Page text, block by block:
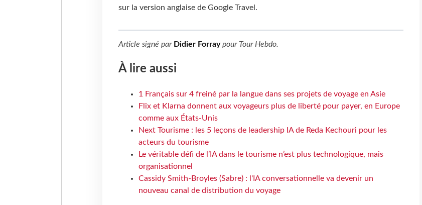
sur la version anglaise de Google Travel.
Article signé par Didier Forraypour Tour Hebdo.
À lire aussi
1 Français sur 4 freiné par la langue dans ses projets de voyage en Asie
Flix et Klarna donnent aux voyageurs plus de liberté pour payer, en Europe
comme aux États-Unis
Next Tourisme : les 5 leçons de leadership IA de Reda Kechouri pour les
acteurs du tourisme
Le véritable défi de l’IA dans le tourisme n’est plus technologique, mais
organisationnel
Cassidy Smith-Broyles (Sabre) : l'IA conversationnelle va devenir un
nouveau canal de distribution du voyage